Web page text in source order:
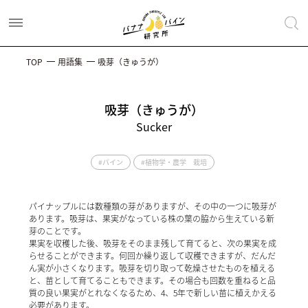
TOP 用語集 吸芽（きゅうが）
吸芽（きゅうが）
Sucker
#パイン #植物学・農学 栽培
パイナップルには数種類の芽がありますが、その中の一つに吸芽が
あります。吸芽は、果実がなっている株の葉の脇から生えている新
芽のことです。
果実を収穫した後、吸芽をそのまま残して育てると、次の果実を成
らせることができます。何回か繰り返して収穫できますが、だんだ
ん実が小さくなります。吸芽を切り取って乾燥させたものを植える
と、苗として育てることもできます。その場合も回数を重ねると品
質の良い果実がとれなくなるため、4、5年で新しい苗に植えかえる
必要があります。